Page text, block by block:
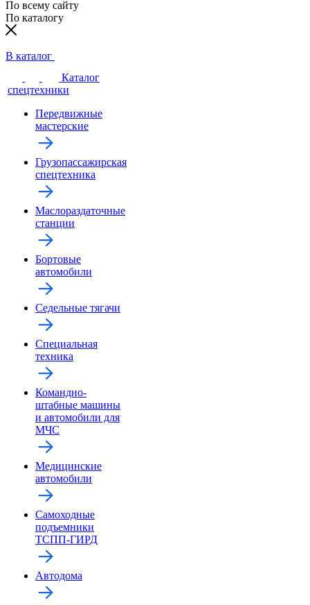
По всему сайту
По каталогу
В каталог
Каталог
спецтехники
Передвижные
мастерские
Грузопассажирская
спецтехника
Маслораздаточные
станции
Бортовые
автомобили
Седельные тягачи
Специальная
техника
Командно-
штабные машины
и автомобили для
МЧС
Медицинские
автомобили
Самоходные
подъемники
ТСПП-ГИРД
Автодома